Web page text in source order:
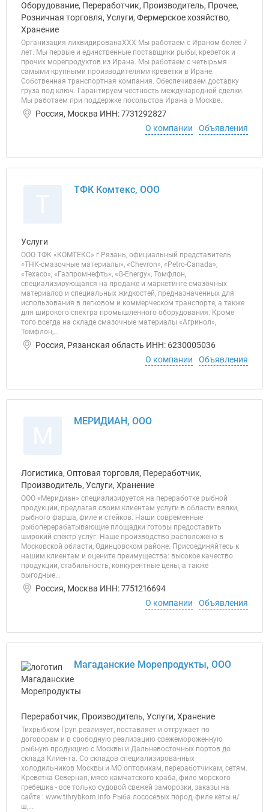
Оборудование, Переработчик, Производитель, Прочее,
Розничная торговля, Услуги, Фермерское хозяйство,
Хранение
Организация ликвидированаХХХ Мы работаем с Ираном более 7
лет. Мы первые и единственные поставщики рыбы, креветок и
прочих морепродуктов из Ирана. Мы работаем с четырьмя
самыми крупными производителями креветки в Иране.
Собственная транспортная компания. Обеспечиваем доставку
груза под ключ. Гарантируем честность международной сделки.
Мы работаем при поддержке посольства Ирана в Москве.
Россия, Москва ИНН: 7731292827
О компании
Объявления
ТФК Комтекс, ООО
Услуги
ООО ТФК «КОМТЕКС» г.Рязань, официальный представитель
«ТНК-смазочные материалы», «Chevron», «Petro-Canada»,
«Texaco», «Газпромнефть», «G-Energy», Томфлон,
специализирующаяся на продаже и маркетинге смазочных
материалов и специальных жидкостей, предназначенных для
использования в легковом и коммерческом транспорте, а также
для широкого спектра промышленного оборудования. Кроме
того всегда на складе смазочные материалы «Агринол»,
Томфлон,...
Россия, Рязанская область ИНН: 6230005036
О компании
Объявления
МЕРИДИАН, ООО
Логистика, Оптовая торговля, Переработчик,
Производитель, Услуги, Хранение
ООО «Меридиан» специализируется на переработке рыбной
продукции, предлагая своим клиентам услуги в области вялки,
рыбного фарша, филе и стейков. Наши современные
рыбоперерабатывающие площадки готовы предоставить
широкий спектр услуг. Наше производство расположено в
Московской области, Одинцовском районе. Присоединяйтесь к
нашим клиентам и оцените преимущества: высокое качество
продукции, стабильность, конкурентные цены, а также
выгодные...
Россия, Москва ИНН: 7751216694
О компании
Объявления
Магаданские Морепродукты, ООО
Переработчик, Производитель, Услуги, Хранение
Тихрыбком Груп реализует, поставляет и отгружает по
договорам и в свободную реализацию свежемороженную
рыбную продукцию с Москвы и Дальневосточных портов до
склада Клиента. Со складов специализированных
холодильников Москвы и МО оптовикам, переработчикам, сетям.
Креветка Северная, мясо камчатского краба, филе морского
гребешка - все только судовой свежей заморозки, заказы на
сайте : www.tihrybkom.info Рыба лососевых пород, филе кеты н/
ш,...